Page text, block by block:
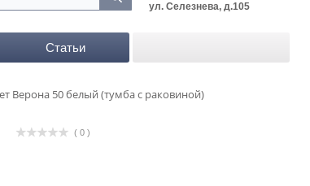
ул. Селезнева, д.105
Статьи
Верона 50 белый (тумба с раковиной)
( 0 )